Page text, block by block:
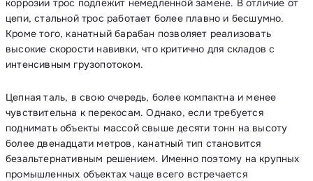
коррозии трос подлежит немедленной замене. В отличие от
цепи, стальной трос работает более плавно и бесшумно.
Кроме того, канатный барабан позволяет реализовать
высокие скорости навивки, что критично для складов с
интенсивным грузопотоком.
Цепная таль, в свою очередь, более компактна и менее
чувствительна к перекосам. Однако, если требуется
поднимать объекты массой свыше десяти тонн на высоту
более двенадцати метров, канатный тип становится
безальтернативным решением. Именно поэтому на крупных
промышленных объектах чаще всего встречается